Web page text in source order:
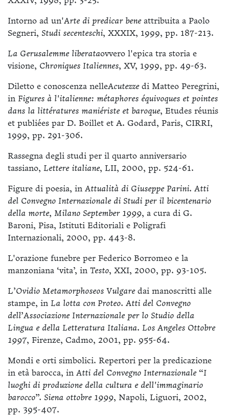
Intorno ad un'Arte di predicar beneattribuita a Paolo
Segneri, Studi secenteschi, XXXIX, 1999, pp. 187-213.
La Gerusalemme liberataovvero l'epica tra storia e
visione, Chroniques Italiennes, XV, 1999, pp. 49-63.
Diletto e conoscenza nelleAcutezzedi Matteo Peregrini,
in Figures à l'italienne: métaphores équivoques et pointes
dans la littératures maniériste et baroque, Etudes réunis
et publiées par D. Boillet et A. Godard, Paris, CIRRI,
1999, pp. 291-306.
Rassegna degli studi per il quarto anniversario
tassiano, Lettere italiane, LII, 2000, pp. 524-61.
Figure di poesia, in Attualità di Giuseppe Parini. Atti
del Convegno Internazionale di Studi per il bicentenario
della morte, Milano September 1999, a cura di G.
Baroni, Pisa, Istituti Editoriali e Poligrafi
Internazionali, 2000, pp. 443-8.
L'orazione funebre per Federico Borromeo e la
manzoniana ‘vita’, in Testo, XXI, 2000, pp. 93-105.
L’Ovidio Metamorphoseos Vulgaredai manoscritti alle
stampe, in La lotta con Proteo. Atti del Convegno
dell’Associazione Internazionale per lo Studio della
Lingua e della Letteratura Italiana. Los Angeles Ottobre
1997, Firenze, Cadmo, 2001, pp. 955-64.
Mondi e orti simbolici. Repertori per la predicazione
in età barocca, in Atti del Convegno Internazionale “I
luoghi di produzione della cultura e dell'immaginario
barocco”. Siena ottobre 1999, Napoli, Liguori, 2002,
pp. 395-407.